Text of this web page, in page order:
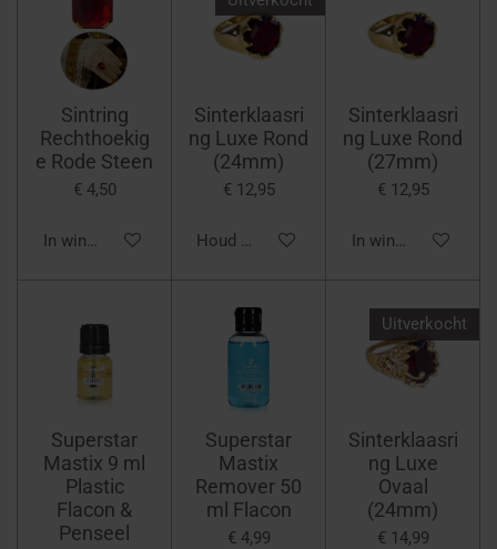
Sintring
Rechthoekig
e Rode Steen
€ 4,50
In winkelwagen
Sinterklaasri
ng Luxe Rond
(24mm)
€ 12,95
Houd mij op de hoogte
Sinterklaasri
ng Luxe Rond
(27mm)
€ 12,95
In winkelwagen
Superstar
Mastix 9 ml
Plastic
Flacon &
Penseel
Superstar
Mastix
Remover 50
ml Flacon
€ 4,99
Uitverkocht
Sinterklaasri
ng Luxe
Ovaal
(24mm)
€ 14,99